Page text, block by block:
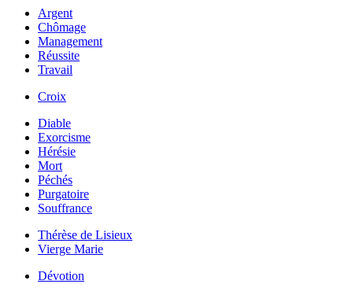
Argent
Chômage
Management
Réussite
Travail
Croix
Diable
Exorcisme
Hérésie
Mort
Péchés
Purgatoire
Souffrance
Thérèse de Lisieux
Vierge Marie
Dévotion